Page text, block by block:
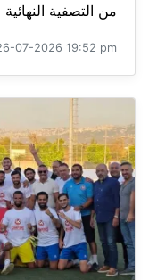
من التصفية
07-2026 19:52 pm